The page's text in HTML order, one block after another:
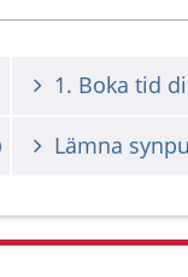
1. Boka tid
Lämna